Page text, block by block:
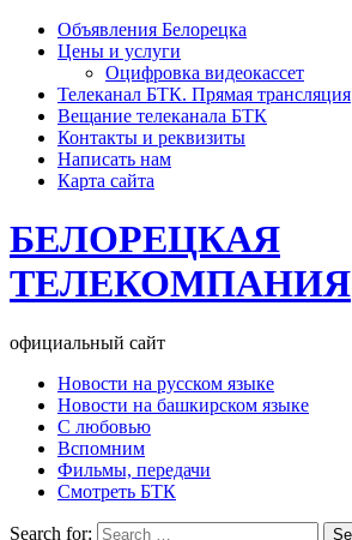
Объявления Белорецка
Цены и услуги
Оцифровка видеокассет
Телеканал БТК. Прямая трансляция
Вещание телеканала БТК
Контакты и реквизиты
Написать нам
Карта сайта
БЕЛОРЕЦКАЯ
ТЕЛЕКОМПАНИЯ
официальный сайт
Новости на русском языке
Новости на башкирском языке
С любовью
Вспомним
Фильмы, передачи
Смотреть БТК
Search for: